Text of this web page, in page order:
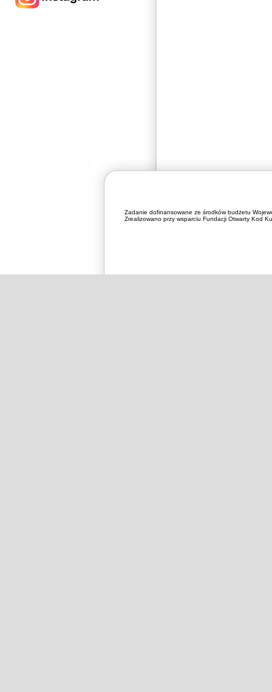
Zadanie dofinansowane ze środków budżetu
Zrealizowano przy wsparciu Fundacji Otwarty Kod